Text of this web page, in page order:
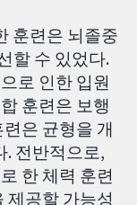
훈련은 뇌졸중
할 수 있었다.
로 인한 입원
훈련은 보행
은 균형을 개
. 전반적으로,
한 체력 훈련
제공할 가능성